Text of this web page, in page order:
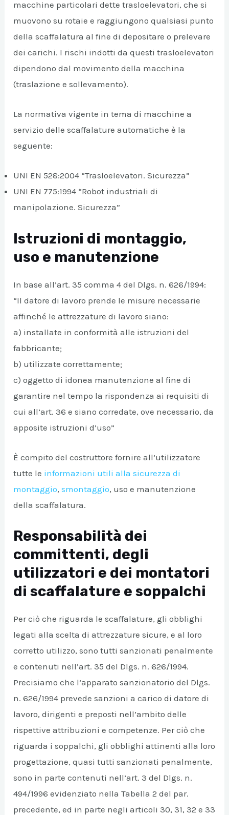
macchine particolari dette trasloelevatori, che si
muovono su rotaie e raggiungono qualsiasi punto
della scaffalatura al fine di depositare o prelevare
dei carichi. I rischi indotti da questi trasloelevatori
dipendono dal movimento della macchina
(traslazione e sollevamento).
La normativa vigente in tema di macchine a
servizio delle scaffalature automatiche è la
seguente:
UNI EN 528:2004 “Trasloelevatori. Sicurezza”
UNI EN 775:1994 “Robot industriali di
manipolazione. Sicurezza”
Istruzioni di montaggio,
uso e manutenzione
In base all’art. 35 comma 4 del Dlgs. n. 626/1994:
“Il datore di lavoro prende le misure necessarie
affinché le attrezzature di lavoro siano:
a) installate in conformità alle istruzioni del
fabbricante;
b) utilizzate correttamente;
c) oggetto di idonea manutenzione al fine di
garantire nel tempo la rispondenza ai requisiti di
cui all’art. 36 e siano corredate, ove necessario, da
apposite istruzioni d’uso”
È compito del costruttore fornire all’utilizzatore
tutte le informazioni utili alla sicurezza di
montaggio,smontaggio, uso e manutenzione
della scaffalatura.
Responsabilità dei
committenti, degli
utilizzatori e dei montatori
di scaffalature e soppalchi
Per ciò che riguarda le scaffalature, gli obblighi
legati alla scelta di attrezzature sicure, e al loro
corretto utilizzo, sono tutti sanzionati penalmente
e contenuti nell’art. 35 del Dlgs. n. 626/1994.
Precisiamo che l’apparato sanzionatorio del Dlgs.
n. 626/1994 prevede sanzioni a carico di datore di
lavoro, dirigenti e preposti nell’ambito delle
rispettive attribuzioni e competenze. Per ciò che
riguarda i soppalchi, gli obblighi attinenti alla loro
progettazione, quasi tutti sanzionati penalmente,
sono in parte contenuti nell’art. 3 del Dlgs. n.
494/1996 evidenziato nella Tabella 2 del par.
precedente, ed in parte negli articoli 30, 31, 32 e 33